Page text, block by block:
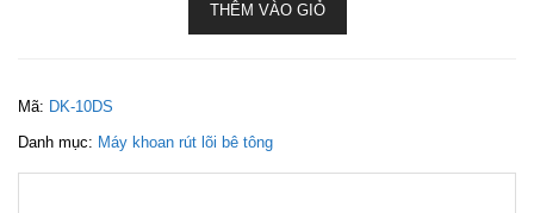
THÊM VÀO GIỎ
Mã: DK-10DS
Danh mục: Máy khoan rút lõi bê tông